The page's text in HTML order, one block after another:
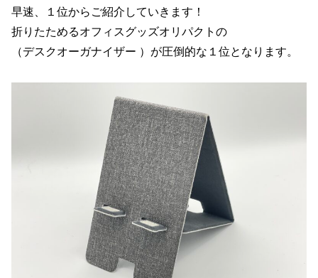
早速、１位からご紹介していきます！
折りたためるオフィスグッズオリパクトの
（デスクオーガナイザー ）が圧倒的な１位となります。